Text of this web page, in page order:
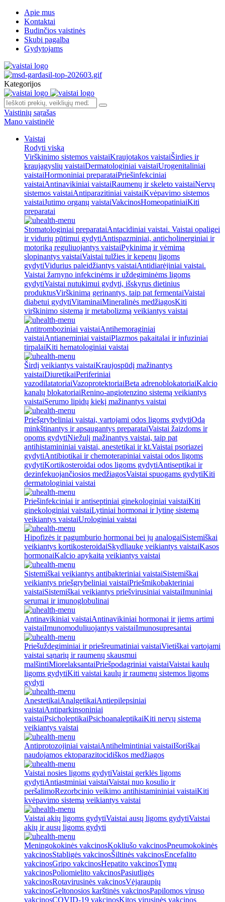
Apie mus
Kontaktai
Budinčios vaistinės
Skubi pagalba
Gydytojams
Kategorijos
Vaistinių sąrašas
Mano vaistinėlė
Vaistai
Rodyti viską
Virškinimo sistemos vaistaiKraujotakos vaistaiŠirdies ir
kraujagyslių vaistaiDermatologiniai vaistaiUrogenitaliniai
vaistaiHormoniniai preparataiPriešinfekciniai
vaistaiAntinavikiniai vaistaiRaumenų ir skeleto vaistaiNervų
sistemos vaistaiAntiparazitiniai vaistaiKvėpavimo sistemos
vaistaiJutimo organų vaistaiVakcinosHomeopatiniaiKiti
preparatai
Stomatologiniai preparataiAntacidiniai vaistai. Vaistai opaligei
ir vidurių pūtimui gydytiAntispazminiai, anticholinerginiai ir
motoriką reguliuojantys vaistaiPykinimą ir vėmimą
slopinantys vaistaiVaistai tulžies ir kepenų ligoms
gydytiVidurius paleidžiantys vaistaiAntidiarėjiniai vaistai.
Vaistai žarnyno infekcinėms ir uždegiminėms ligoms
gydytiVaistai nutukimui gydyti, išskyrus dietinius
produktusVirškinimą gerinantys, taip pat fermentaiVaistai
diabetui gydytiVitaminaiMineralinės medžiagosKiti
virškinimo sistemą ir metabolizmą veikiantys vaistai
Antitromboziniai vaistaiAntihemoraginiai
vaistaiAntianeminiai vaistaiPlazmos pakaitalai ir infuziniai
tirpalaiKiti hematologiniai vaistai
Širdį veikiantys vaistaiKraujospūdį mažinantys
vaistaiDiuretikaiPeriferiniai
vazodilatatoriaiVazoprotektoriaiBeta adrenoblokatoriaiKalcio
kanalų blokatoriaiRenino-angiotenzino sistemą veikiantys
vaistaiSerumo lipidų kiekį mažinantys vaistai
Priešgrybeliniai vaistai, vartojami odos ligoms gydytiOdą
minkštinantys ir apsaugantys preparataiVaistai žaizdoms ir
opoms gydytiNiežulį mažinantys vaistai, taip pat
antihistamininiai vaistai, anestetikai ir kt.Vaistai psoriazei
gydytiAntibiotikai ir chemoterapiniai vaistai odos ligoms
gydytiKortikosteroidai odos ligoms gydytiAntiseptikai ir
dezinfekuojančiosios medžiagosVaistai spuogams gydytiKiti
dermatologiniai vaistai
Priešinfekciniai ir antiseptiniai ginekologiniai vaistaiKiti
ginekologiniai vaistaiLytiniai hormonai ir lytinę sistemą
veikiantys vaistaiUrologiniai vaistai
Hipofizės ir pagumburio hormonai bei jų analogaiSistemiškai
veikiantys kortikosteroidaiSkydliaukę veikiantys vaistaiKasos
hormonaiKalcio apykaitą veikiantys vaistai
Sistemiškai veikiantys antibakteriniai vaistaiSistemiškai
veikiantys priešgrybeliniai vaistaiPriešmikobakteriniai
vaistaiSistemiškai veikiantys priešvirusiniai vaistaiImuniniai
serumai ir imunoglobulinai
Antinavikiniai vaistaiAntinavikiniai hormonai ir jiems artimi
vaistaiImunomoduliuojantys vaistaiImunosupresantai
Priešuždegiminiai ir priešreumatiniai vaistaiVietiškai vartojami
vaistai sąnarių ir raumenų skausmui
malšintiMiorelaksantaiPriešpodagriniai vaistaiVaistai kaulų
ligoms gydytiKiti vaistai kaulų ir raumenų sistemos ligoms
gydyti
AnestetikaiAnalgetikaiAntiepilepsiniai
vaistaiAntiparkinsoniniai
vaistaiPsicholeptikaiPsichoanaleptikaiKiti nervų sistemą
veikiantys vaistai
Antiprotozojiniai vaistaiAntihelmintiniai vaistaiIšoriškai
naudojamos ektoparazitocidiškos medžiagos
Vaistai nosies ligoms gydytiVaistai gerklės ligoms
gydytiAntiastminiai vaistaiVaistai nuo kosulio ir
peršalimoRezorbcinio veikimo antihistamininiai vaistaiKiti
kvėpavimo sistemą veikiantys vaistai
Vaistai akių ligoms gydytiVaistai ausų ligoms gydytiVaistai
akių ir ausų ligoms gydyti
Meningokokinės vakcinosKokliušo vakcinosPneumokokinės
vakcinosStabligės vakcinosŠiltinės vakcinosEncefalito
vakcinosGripo vakcinosHepatito vakcinosTymų
vakcinosPoliomielito vakcinosPasiutligės
vakcinosRotavirusinės vakcinosVėjaraupių
vakcinosGeltonosios karštinės vakcinosPapilomos viruso
vakcinosCOVID-19 vakcinosKitos virusinės vakcinos